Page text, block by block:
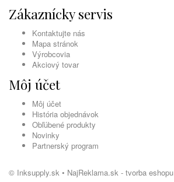
Zákaznícky servis
Kontaktujte nás
Mapa stránok
Výrobcovia
Akciový tovar
Môj účet
Môj účet
História objednávok
Obľúbené produkty
Novinky
Partnerský program
© Inksupply.sk • NajReklama.sk - tvorba eshopu